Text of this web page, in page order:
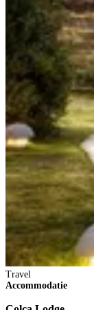
Travel
Accommodatie